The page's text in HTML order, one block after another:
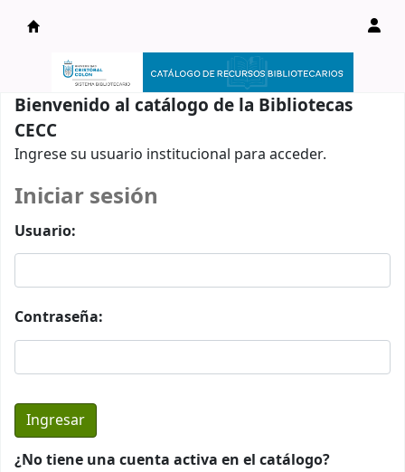
Catálogo en línea
Bienvenido al catálogo de la Bibliotecas
CECC
Ingrese su usuario institucional para acceder.
Iniciar sesión
Usuario:
Contraseña:
¿No tiene una cuenta activa en el catálogo?